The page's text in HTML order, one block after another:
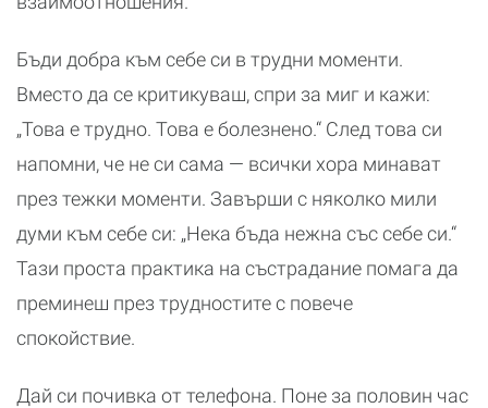
Бъди добра към себе си в трудни моменти.
Вместо да се критикуваш, спри за миг и кажи:
„Това е трудно. Това е болезнено.“ След това си
напомни, че не си сама — всички хора минават
през тежки моменти. Завърши с няколко мили
думи към себе си: „Нека бъда нежна със себе си.“
Тази проста практика на състрадание помага да
преминеш през трудностите с повече
спокойствие.
Дай си почивка от телефона. Поне за половин час